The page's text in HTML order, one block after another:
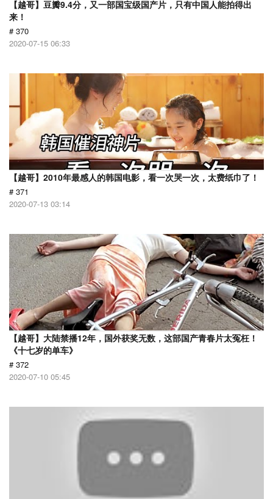
【越哥】豆瓣9.4分，又一部国宝级国产片，只有中国人能拍得出
来！
# 370
2020-07-15 06:33
【越哥】2010年最感人的韩国电影，看一次哭一次，太费纸巾了！
# 371
2020-07-13 03:14
【越哥】大陆禁播12年，国外获奖无数，这部国产青春片太冤枉！
《十七岁的单车》
# 372
2020-07-10 05:45